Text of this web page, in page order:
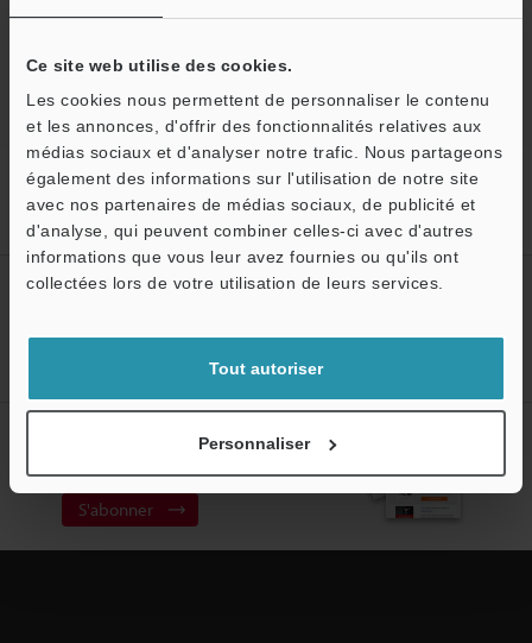
Ce site web utilise des cookies.
Les cookies nous permettent de personnaliser le contenu
et les annonces, d'offrir des fonctionnalités relatives aux
médias sociaux et d'analyser notre trafic. Nous partageons
également des informations sur l'utilisation de notre site
avec nos partenaires de médias sociaux, de publicité et
d'analyse, qui peuvent combiner celles-ci avec d'autres
informations que vous leur avez fournies ou qu'ils ont
collectées lors de votre utilisation de leurs services.
Tout autoriser
Personnaliser
Accueil Produits Systèmes de métrologie optique
Projecteur
de Profil Numérique
Système de mesure multi-capteurs
Modèles
Platine en verre résistante aux rayures
Créez votre compte KEYENCE
Inscrivez-vous maintenant!
Abonnement à la lettre
d'information
S'abonner